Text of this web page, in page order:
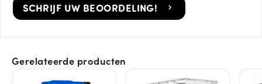
SCHRIJF UW BEOORDELING!
Gerelateerde producten